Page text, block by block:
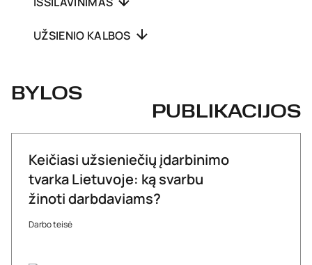
UŽSIENIO KALBOS
BYLOS
PUBLIKACIJOS
Keičiasi užsieniečių įdarbinimo
tvarka Lietuvoje: ką svarbu
žinoti darbdaviams?
Darbo teisė